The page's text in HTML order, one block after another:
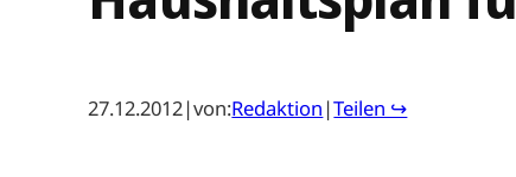
27.12.2012|von:Redaktion |Teilen ↪